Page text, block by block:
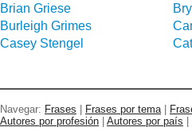
Brian Griese
Burleigh Grimes
Casey Stengel
Navegar: Frases | Frases por tema |
Autores por profesión | Autores por país |